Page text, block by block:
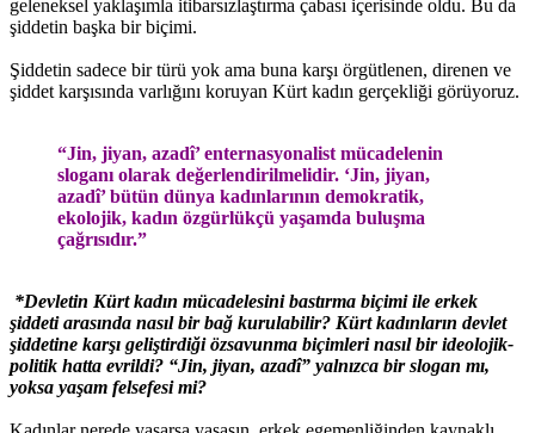
geleneksel yaklaşımla itibarsızlaştırma çabası içerisinde oldu. Bu da
şiddetin başka bir biçimi.
Şiddetin sadece bir türü yok ama buna karşı örgütlenen, direnen ve
şiddet karşısında varlığını koruyan Kürt kadın gerçekliği görüyoruz.
“Jin, jiyan, azadî’ enternasyonalist mücadelenin
sloganı olarak değerlendirilmelidir. ‘Jin, jiyan,
azadî’ bütün dünya kadınlarının demokratik,
ekolojik, kadın özgürlükçü yaşamda buluşma
çağrısıdır.”
*Devletin Kürt kadın mücadelesini bastırma biçimi ile erkek
şiddeti arasında nasıl bir bağ kurulabilir? Kürt kadınların devlet
şiddetine karşı geliştirdiği özsavunma biçimleri nasıl bir ideolojik-
politik hatta evrildi? “Jin, jiyan, azadî” yalnızca bir slogan mı,
yoksa yaşam felsefesi mi?